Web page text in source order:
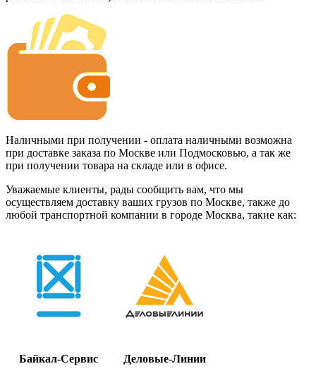
Наличными при получении - оплата наличными возможна
при доставке заказа по Москве или Подмосковью, а так же
при получении товара на складе или в офисе.
Уважаемые клиенты, рады сообщить вам, что мы
осуществляем доставку ваших грузов по Москве, также до
любой транспортной компании в городе Москва, такие как:
Байкал-Сервис Деловые-Линии